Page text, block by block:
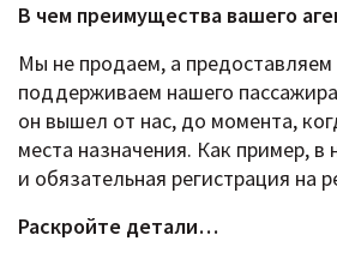
В чем преимущества вашего
Мы не продаем, а
поддерживаем нашего
он вышел от нас, до момента,
места назначения. Как пример, в
и обязательная регистрация на
Раскройте детали…